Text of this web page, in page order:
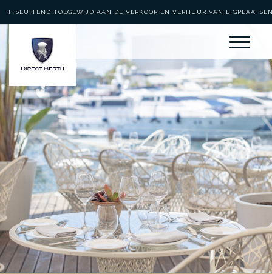
UITSLUITEND TOEGEWIJD AAN DE VERKOOP EN VERHUUR VAN